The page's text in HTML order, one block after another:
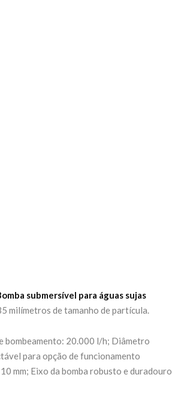
submersível para águas sujas
milímetros de tamanho de partícula.
bombeamento: 20.000 l/h; Diâmetro
para opção de funcionamento
mm; Eixo da bomba robusto e duradouro